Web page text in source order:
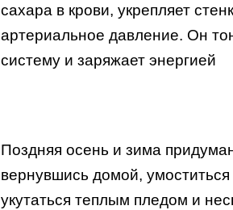
сахара в крови, укрепляет
артериальное давление. Он
систему и заряжает энергией
Поздняя осень и зима
вернувшись домой,
укутаться теплым пледом и